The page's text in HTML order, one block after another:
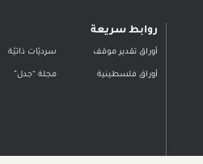
روابط سريعة
أوراق تقدير موقف سرديّات ذاتيّة
أوراق فلسطينية مجلة “جدل”